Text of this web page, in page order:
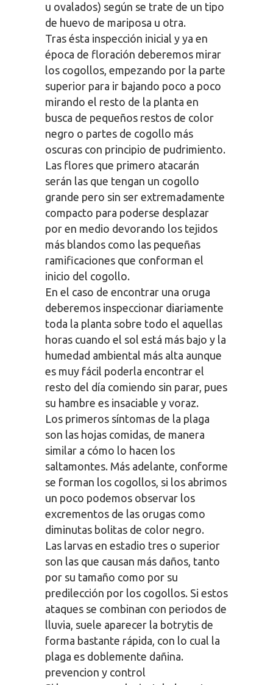
u ovalados) según se trate de un tipo
de huevo de mariposa u otra.
Tras ésta inspección inicial y ya en
época de floración deberemos mirar
los cogollos, empezando por la parte
superior para ir bajando poco a poco
mirando el resto de la planta en
busca de pequeños restos de color
negro o partes de cogollo más
oscuras con principio de pudrimiento.
Las flores que primero atacarán
serán las que tengan un cogollo
grande pero sin ser extremadamente
compacto para poderse desplazar
por en medio devorando los tejidos
más blandos como las pequeñas
ramificaciones que conforman el
inicio del cogollo.
En el caso de encontrar una oruga
deberemos inspeccionar diariamente
toda la planta sobre todo el aquellas
horas cuando el sol está más bajo y la
humedad ambiental más alta aunque
es muy fácil poderla encontrar el
resto del día comiendo sin parar, pues
su hambre es insaciable y voraz.
Los primeros síntomas de la plaga
son las hojas comidas, de manera
similar a cómo lo hacen los
saltamontes. Más adelante, conforme
se forman los cogollos, si los abrimos
un poco podemos observar los
excrementos de las orugas como
diminutas bolitas de color negro.
Las larvas en estadio tres o superior
son las que causan más daños, tanto
por su tamaño como por su
predilección por los cogollos. Si estos
ataques se combinan con periodos de
lluvia, suele aparecer la botrytis de
forma bastante rápida, con lo cual la
plaga es doblemente dañina.
prevencion y control